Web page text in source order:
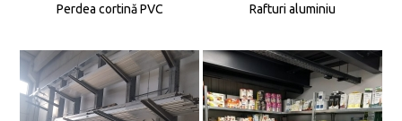
Perdea cortină PVC Rafturi aluminiu